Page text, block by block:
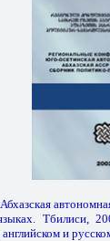
Тбилиси,
и